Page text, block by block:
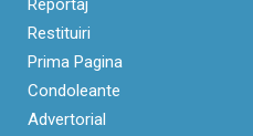
Reportaj
Restituiri
Prima Pagina
Condoleante
Advertorial